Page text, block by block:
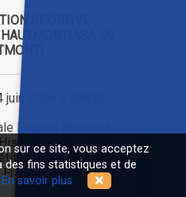
SPORTIVE
59
2026 à 09h00
Legend Revival à
des Hauts
comptant pour
France des [...]
sur ce site, vous acceptez
des fins statistiques et de
En savoir plus